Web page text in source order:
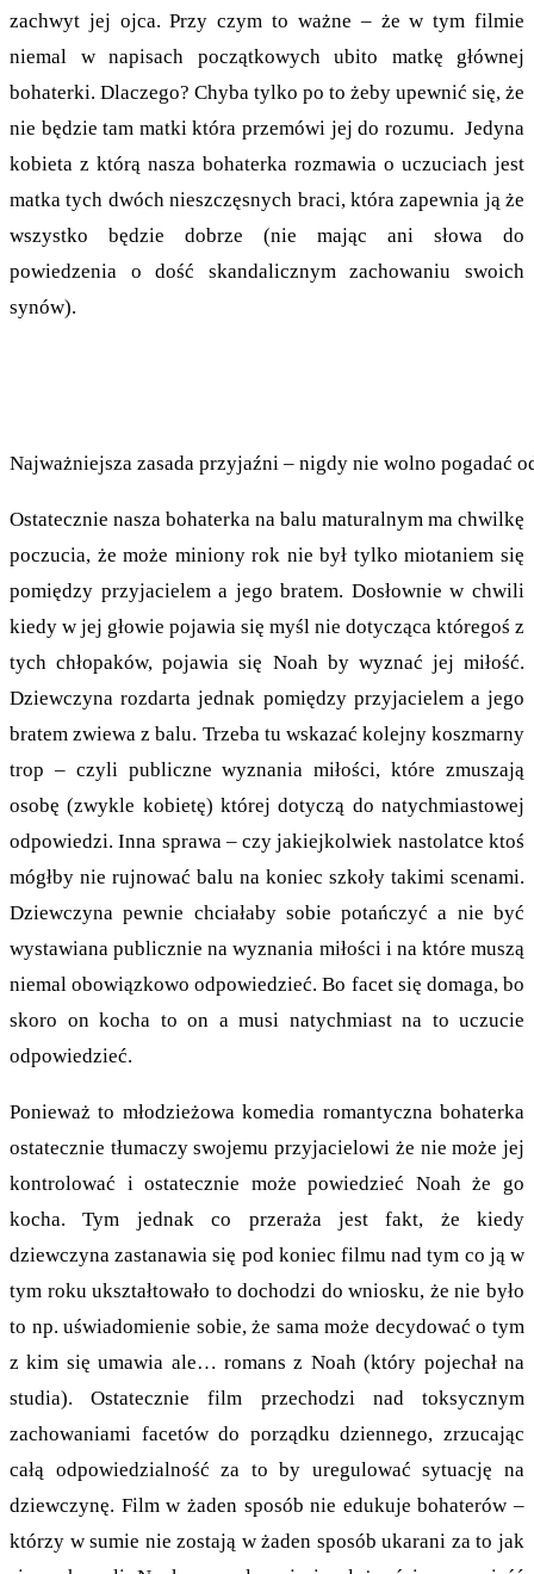
zachwyt jej ojca. Przy czym to ważne – że w tym filmie
niemal w napisach początkowych ubito matkę głównej
bohaterki. Dlaczego? Chyba tylko po to żeby upewnić się, że
nie będzie tam matki która przemówi jej do rozumu. Jedyna
kobieta z którą nasza bohaterka rozmawia o uczuciach jest
matka tych dwóch nieszczęsnych braci, która zapewnia ją że
wszystko będzie dobrze (nie mając ani słowa do
powiedzenia o dość skandalicznym zachowaniu swoich
synów).
Najważniejsza zasada przyjaźni – nigdy nie wolno pogadać
Ostatecznie nasza bohaterka na balu maturalnym ma chwilkę
poczucia, że może miniony rok nie był tylko miotaniem się
pomiędzy przyjacielem a jego bratem. Dosłownie w chwili
kiedy w jej głowie pojawia się myśl nie dotycząca któregoś z
tych chłopaków, pojawia się Noah by wyznać jej miłość.
Dziewczyna rozdarta jednak pomiędzy przyjacielem a jego
bratem zwiewa z balu. Trzeba tu wskazać kolejny koszmarny
trop – czyli publiczne wyznania miłości, które zmuszają
osobę (zwykle kobietę) której dotyczą do natychmiastowej
odpowiedzi. Inna sprawa – czy jakiejkolwiek nastolatce ktoś
mógłby nie rujnować balu na koniec szkoły takimi scenami.
Dziewczyna pewnie chciałaby sobie potańczyć a nie być
wystawiana publicznie na wyznania miłości i na które muszą
niemal obowiązkowo odpowiedzieć. Bo facet się domaga, bo
skoro on kocha to on a musi natychmiast na to uczucie
odpowiedzieć.
Ponieważ to młodzieżowa komedia romantyczna bohaterka
ostatecznie tłumaczy swojemu przyjacielowi że nie może jej
kontrolować i ostatecznie może powiedzieć Noah że go
kocha. Tym jednak co przeraża jest fakt, że kiedy
dziewczyna zastanawia się pod koniec filmu nad tym co ją w
tym roku ukształtowało to dochodzi do wniosku, że nie było
to np. uświadomienie sobie, że sama może decydować o tym
z kim się umawia ale… romans z Noah (który pojechał na
studia). Ostatecznie film przechodzi nad toksycznym
zachowaniami facetów do porządku dziennego, zrzucając
całą odpowiedzialność za to by uregulować sytuację na
dziewczynę. Film w żaden sposób nie edukuje bohaterów –
którzy w sumie nie zostają w żaden sposób ukarani za to jak